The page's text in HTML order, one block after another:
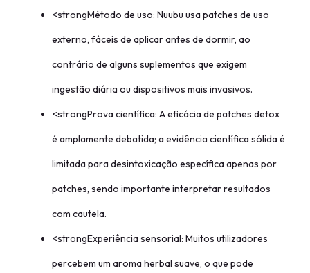
<strongMétodo de uso: Nuubu usa patches de uso
externo, fáceis de aplicar antes de dormir, ao
contrário de alguns suplementos que exigem
ingestão diária ou dispositivos mais invasivos.
<strongProva científica: A eficácia de patches detox
é amplamente debatida; a evidência científica sólida é
limitada para desintoxicação específica apenas por
patches, sendo importante interpretar resultados
com cautela.
<strongExperiência sensorial: Muitos utilizadores
percebem um aroma herbal suave, o que pode